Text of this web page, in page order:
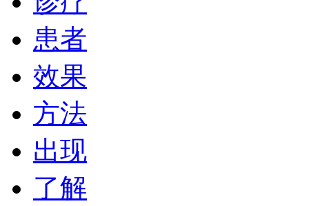
患者
效果
方法
出现
了解